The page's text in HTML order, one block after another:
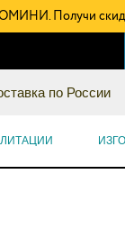
Получи
по России